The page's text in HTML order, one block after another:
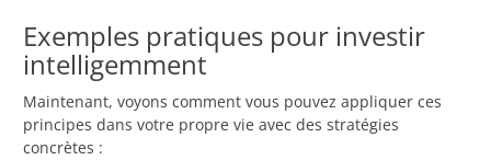
Exemples pratiques pour investir
intelligemment
Maintenant, voyons comment vous pouvez appliquer ces
principes dans votre propre vie avec des stratégies
concrètes :